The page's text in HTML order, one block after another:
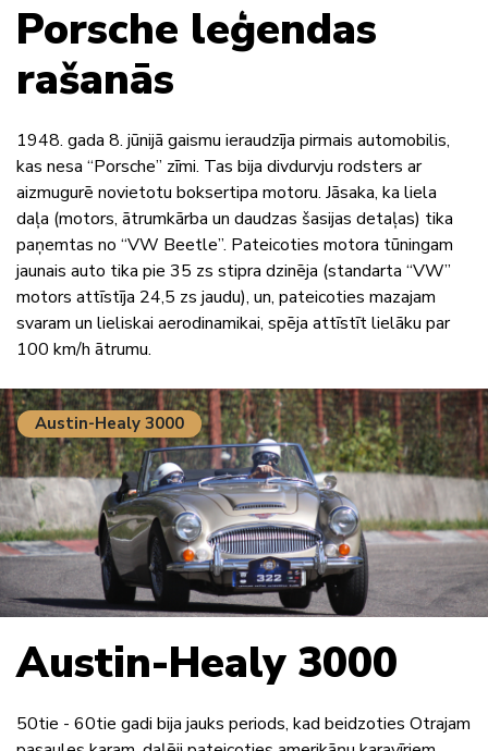
Porsche leģendas
rašanās
1948. gada 8. jūnijā gaismu ieraudzīja pirmais automobilis,
kas nesa “Porsche” zīmi. Tas bija divdurvju rodsters ar
aizmugurē novietotu boksertipa motoru. Jāsaka, ka liela
daļa (motors, ātrumkārba un daudzas šasijas detaļas) tika
paņemtas no “VW Beetle”. Pateicoties motora tūningam
jaunais auto tika pie 35 zs stipra dzinēja (standarta “VW”
motors attīstīja 24,5 zs jaudu), un, pateicoties mazajam
svaram un lieliskai aerodinamikai, spēja attīstīt lielāku par
100 km/h ātrumu.
Austin-Healy 3000
Austin-Healy 3000
50tie - 60tie gadi bija jauks periods, kad beidzoties Otrajam